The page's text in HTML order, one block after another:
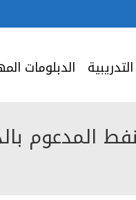
الدبلومات
المدعوم